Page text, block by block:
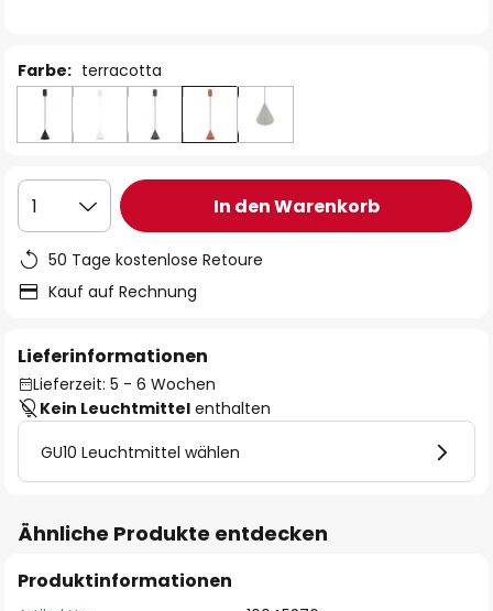
Farbe: terracotta
1 In den Warenkorb
50 Tage kostenlose Retoure
Kauf auf Rechnung
Lieferinformationen
Lieferzeit: 5 - 6 Wochen
Kein Leuchtmittel enthalten
GU10 Leuchtmittel wählen
Ähnliche Produkte entdecken
Produktinformationen